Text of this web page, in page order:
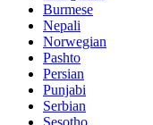
Burmese
Nepali
Norwegian
Pashto
Persian
Punjabi
Serbian
Sesotho